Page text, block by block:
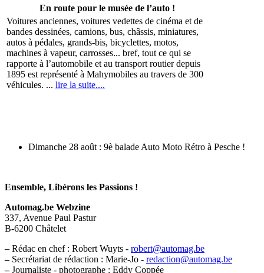
En route pour le musée de l’auto !
Voitures anciennes, voitures vedettes de cinéma et de
bandes dessinées, camions, bus, châssis, miniatures,
autos à pédales, grands-bis, bicyclettes, motos,
machines à vapeur, carrosses... bref, tout ce qui se
rapporte à l’automobile et au transport routier depuis
1895 est représenté à Mahymobiles au travers de 300
véhicules. ... lire la suite....
Dimanche 28 août : 9è balade Auto Moto Rétro à Pesche !
Ensemble, Libérons les Passions !
Automag.be Webzine
337, Avenue Paul Pastur
B-6200 Châtelet
–Rédac en chef : Robert Wuyts - robert@automag.be
–Secrétariat de rédaction : Marie-Jo - redaction@automag.be
–Journaliste - photographe : Eddy Coppée